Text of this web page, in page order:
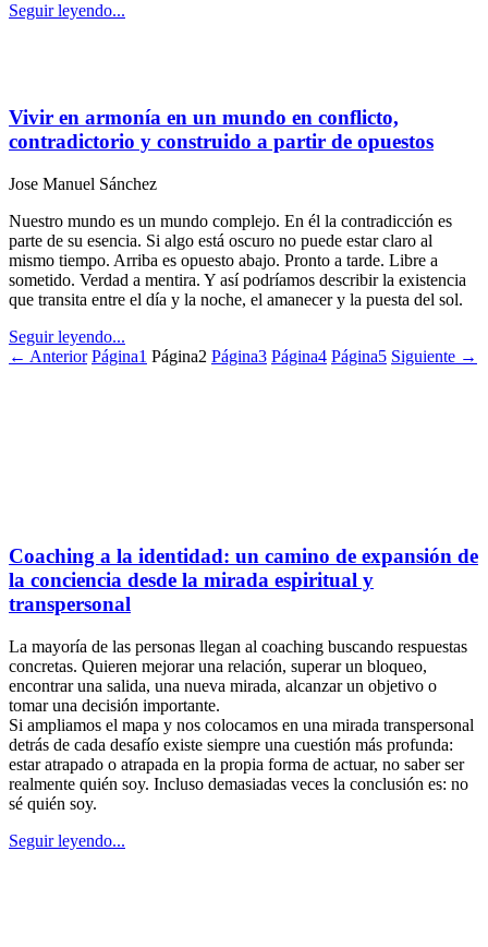
Seguir leyendo...
Vivir en armonía en un mundo en conflicto,
contradictorio y construido a partir de opuestos
Jose Manuel Sánchez
Nuestro mundo es un mundo complejo. En él la contradicción es
parte de su esencia. Si algo está oscuro no puede estar claro al
mismo tiempo. Arriba es opuesto abajo. Pronto a tarde. Libre a
sometido. Verdad a mentira. Y así podríamos describir la existencia
que transita entre el día y la noche, el amanecer y la puesta del sol.
Seguir leyendo...
← Anterior Página1 Página2 Página3 Página4 Página5 Siguiente →
Coaching a la identidad: un camino de expansión de
la conciencia desde la mirada espiritual y
transpersonal
La mayoría de las personas llegan al coaching buscando respuestas
concretas. Quieren mejorar una relación, superar un bloqueo,
encontrar una salida, una nueva mirada, alcanzar un objetivo o
tomar una decisión importante.
Si ampliamos el mapa y nos colocamos en una mirada transpersonal
detrás de cada desafío existe siempre una cuestión más profunda:
estar atrapado o atrapada en la propia forma de actuar, no saber ser
realmente quién soy. Incluso demasiadas veces la conclusión es: no
sé quién soy.
Seguir leyendo...